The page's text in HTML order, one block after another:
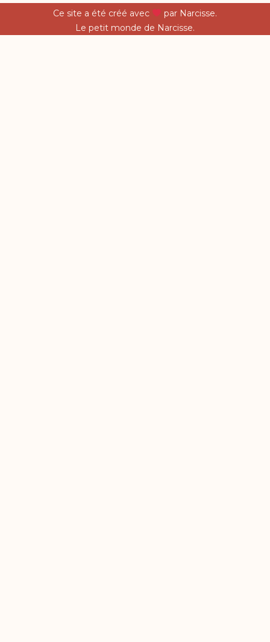
Ce site a été créé avec
par Narcisse.
Le petit monde de Narcisse.